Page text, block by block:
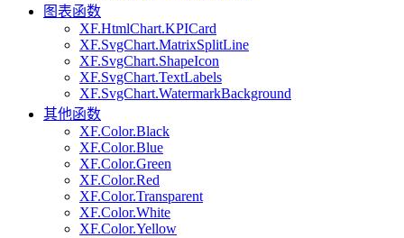
图表函数
XF.HtmlChart.KPICard
XF.SvgChart.MatrixSplitLine
XF.SvgChart.ShapeIcon
XF.SvgChart.TextLabels
XF.SvgChart.WatermarkBackground
其他函数
XF.Color.Black
XF.Color.Blue
XF.Color.Green
XF.Color.Red
XF.Color.Transparent
XF.Color.White
XF.Color.Yellow